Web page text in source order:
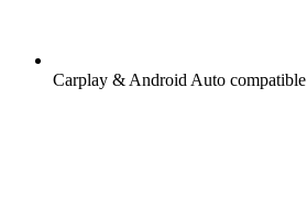
Carplay & Android Auto compatible